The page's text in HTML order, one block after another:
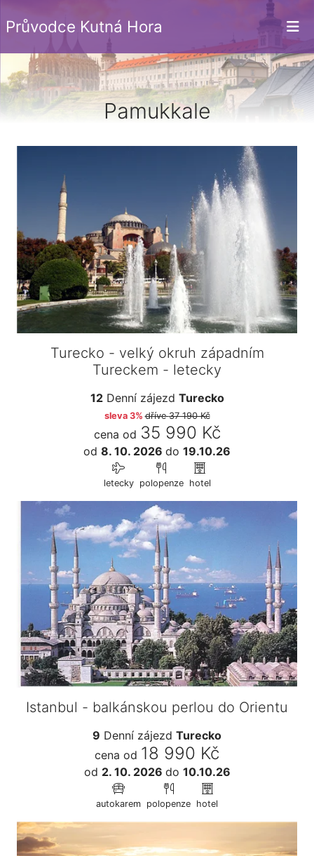
Průvodce Kutná Hora
Pamukkale
Turecko - velký okruh západním
Tureckem - letecky
12Denní zájezd Turecko
sleva 3% dříve37 190 Kč
cena od 35 990 Kč
od 8. 10. 2026 do 19.10.26
letecky polopenze hotel
Istanbul - balkánskou perlou do Orientu
9 Denní zájezd Turecko
cena od 18 990 Kč
od 2. 10. 2026 do 10.10.26
autokarem polopenze hotel